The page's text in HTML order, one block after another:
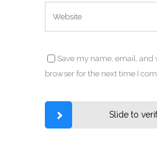
Save my name, email, and
browser for the next time I
Slide to